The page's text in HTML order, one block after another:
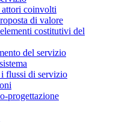
coinvolti
di valore
costitutivi del
del servizio
i flussi di servizio
progettazione